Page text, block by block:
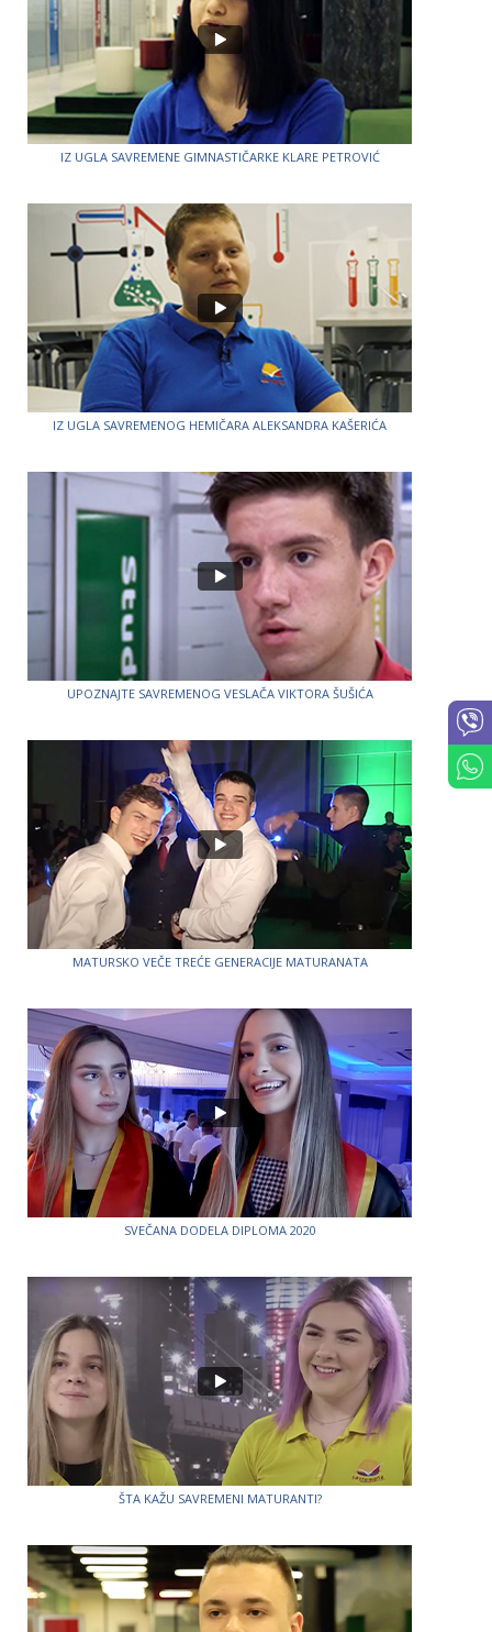
IZ UGLA SAVREMENE GIMNASTIČARKE KLARE PETROVIĆ
IZ UGLA SAVREMENOG HEMIČARA ALEKSANDRA KAŠERIĆA
UPOZNAJTE SAVREMENOG VESLAČA VIKTORA ŠUŠIĆA
MATURSKO VEČE TREĆE GENERACIJE MATURANATA
SVEČANA DODELA DIPLOMA 2020
ŠTA KAŽU SAVREMENI MATURANTI?